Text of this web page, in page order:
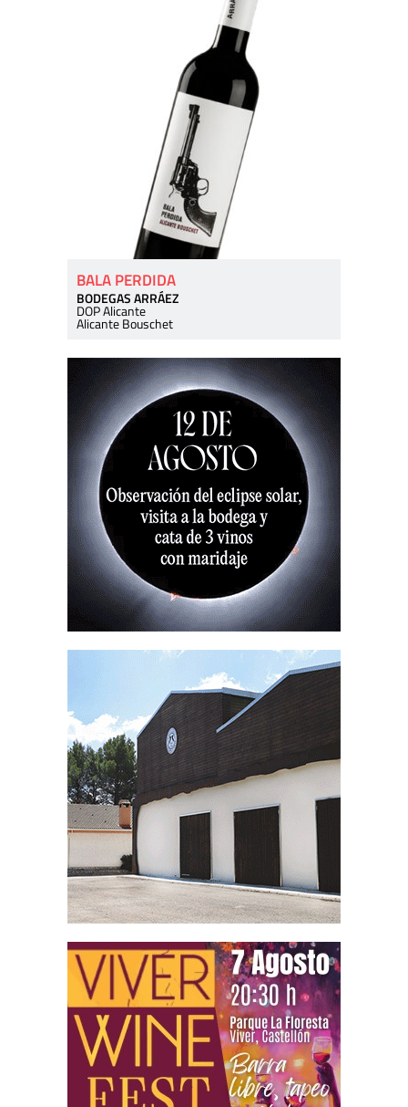
BALA PERDIDA
BODEGAS ARRÁEZ
DOP Alicante
Alicante Bouschet